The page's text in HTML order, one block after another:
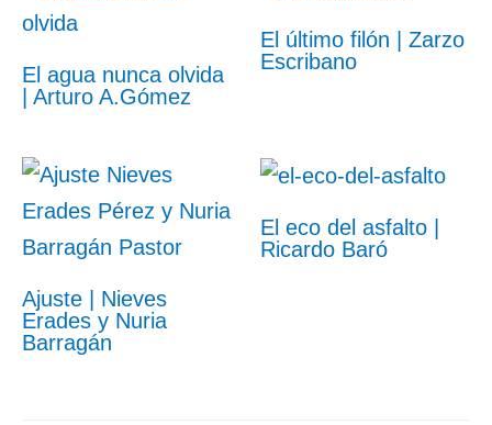
El agua nunca olvida
| Arturo A.Gómez
El último filón | Zarzo
Escribano
Ajuste | Nieves
Erades y Nuria
Barragán
El eco del asfalto |
Ricardo Baró